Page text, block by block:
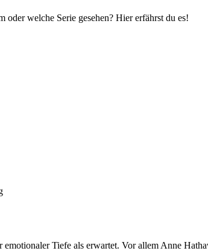
oder welche Serie gesehen? Hier erfährst du es!
Tiefe als erwartet. Vor allem Anne